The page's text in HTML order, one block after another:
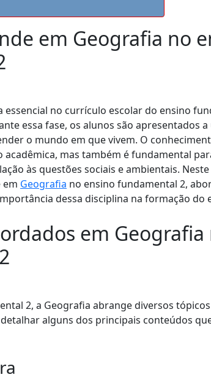
em Geografia no
essencial no currículo escolar do ensino
essa fase, os alunos são apresentados
o mundo em que vivem. O
mas também é fundamental
às questões sociais e ambientais.
em Geografia no ensino fundamental 2,
dessa disciplina na formação do
em Geografia
2, a Geografia abrange diversos
alguns dos principais conteúdos